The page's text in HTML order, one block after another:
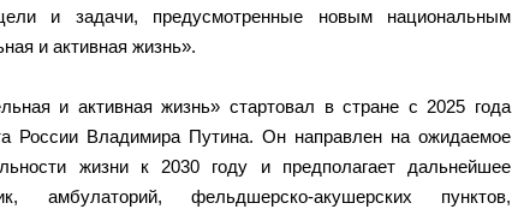
и задачи, предусмотренные новым национальным
и активная жизнь».
и активная жизнь» стартовал в стране с 2025 года
России Владимира Путина. Он направлен на ожидаемое
жизни к 2030 году и предполагает дальнейшее
амбулаторий, фельдшерско-акушерских пунктов,